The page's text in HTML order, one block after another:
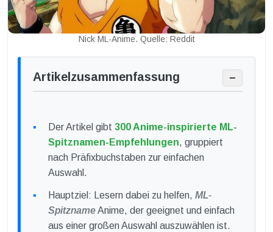
Nick ML-Anime. Quelle: Reddit
Artikelzusammenfassung −
Der Artikel gibt 300 Anime-inspirierte ML-
Spitznamen-Empfehlungen, gruppiert
nach Präfixbuchstaben zur einfachen
Auswahl.
Hauptziel: Lesern dabei zu helfen, ML-
SpitznameAnime, der geeignet und einfach
aus einer großen Auswahl auszuwählen ist.